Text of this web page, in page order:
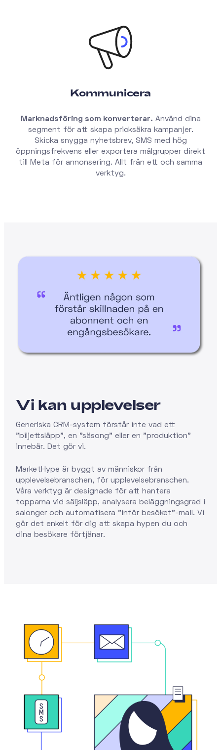
Kommunicera
Marknadsföring som konverterar. Använd dina
segment för att skapa pricksäkra kampanjer.
Skicka snygga nyhetsbrev, SMS med hög
öppningsfrekvens eller exportera målgrupper direkt
till Meta för annonsering. Allt från ett och samma
verktyg.
Vi kan upplevelser
Generiska CRM-system förstår inte vad ett
"biljettsläpp", en "säsong" eller en "produktion"
innebär. Det gör vi.
MarketHype är byggt av människor från
upplevelsebranschen, för upplevelsebranschen.
Våra verktyg är designade för att hantera
topparna vid säljsläpp, analysera beläggningsgrad i
salonger och automatisera "inför besöket"-mail. Vi
gör det enkelt för dig att skapa hypen du och
dina besökare förtjänar.